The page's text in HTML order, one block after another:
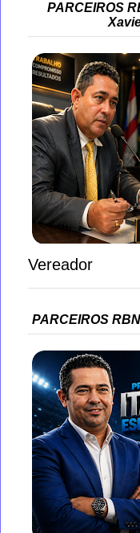
PARCEIROS
Vereador
PARCEIROS